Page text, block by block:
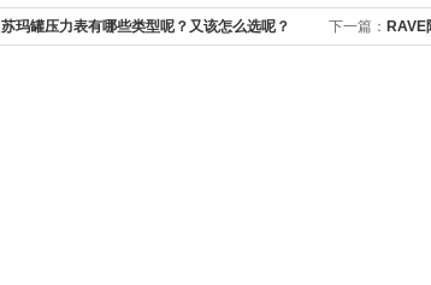
苏玛罐压力表有哪些类型呢？又该怎么选呢？ 下一篇： RAVE